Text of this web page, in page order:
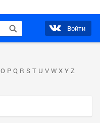
Войти
O P Q R S T U V W X Y Z